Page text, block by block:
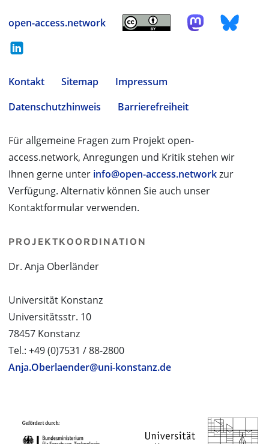
open-access.network
Kontakt Sitemap
Impressum
Datenschutzhinweis
Barrierefreiheit
Für allgemeine Fragen zum Projekt open-
access.network, Anregungen und Kritik stehen wir
Ihnen gerne unter info@open-access.networkzur
Verfügung. Alternativ können Sie auch unser
Kontaktformular verwenden.
PROJEKTKOORDINATION
Dr. Anja Oberländer
Universität Konstanz
Universitätsstr. 10
78457 Konstanz
Tel.: +49 (0)7531 / 88-2800
Anja.Oberlaender@uni-konstanz.de